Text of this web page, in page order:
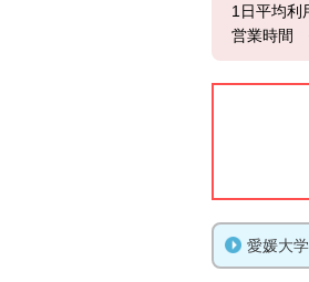
1日平均
営業時間
愛媛大